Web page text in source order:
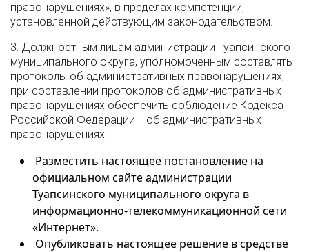
правонарушениях», в пределах компетенции,
установленной действующим законодательством.
3. Должностным лицам администрации Туапсинского
муниципального округа, уполномоченным составлять
протоколы об административных правонарушениях,
при составлении протоколов об административных
правонарушениях обеспечить соблюдение Кодекса
Российской Федерации об административных
правонарушениях.
Разместить настоящее постановление на
официальном сайте администрации
Туапсинского муниципального округа в
информационно-телекоммуникационной сети
«Интернет».
Опубликовать настоящее решение в средстве